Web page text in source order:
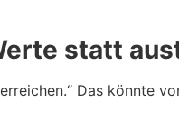
statt
Das könnte